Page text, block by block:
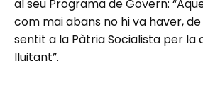
al seu Programa de Govern:
com mai abans no hi va haver,
sentit a la Pàtria Socialista per la
lluitant”.